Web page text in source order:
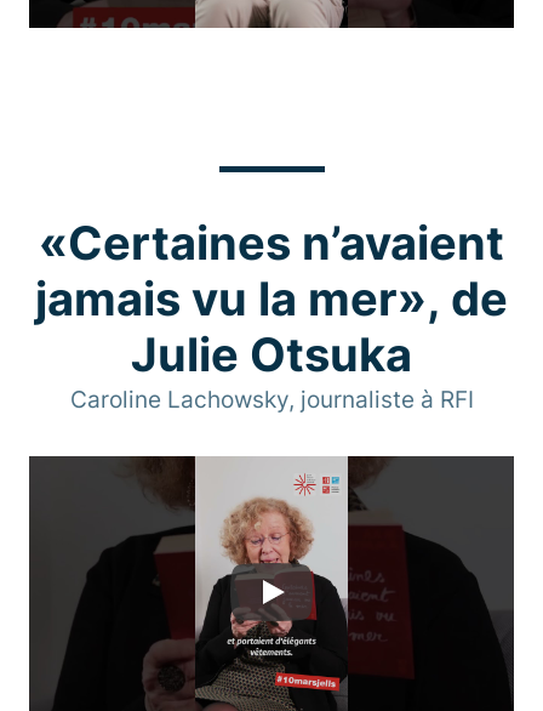
«Certaines n’avaient
jamais vu la mer», de
Julie Otsuka
Caroline Lachowsky, journaliste à RFI
Play